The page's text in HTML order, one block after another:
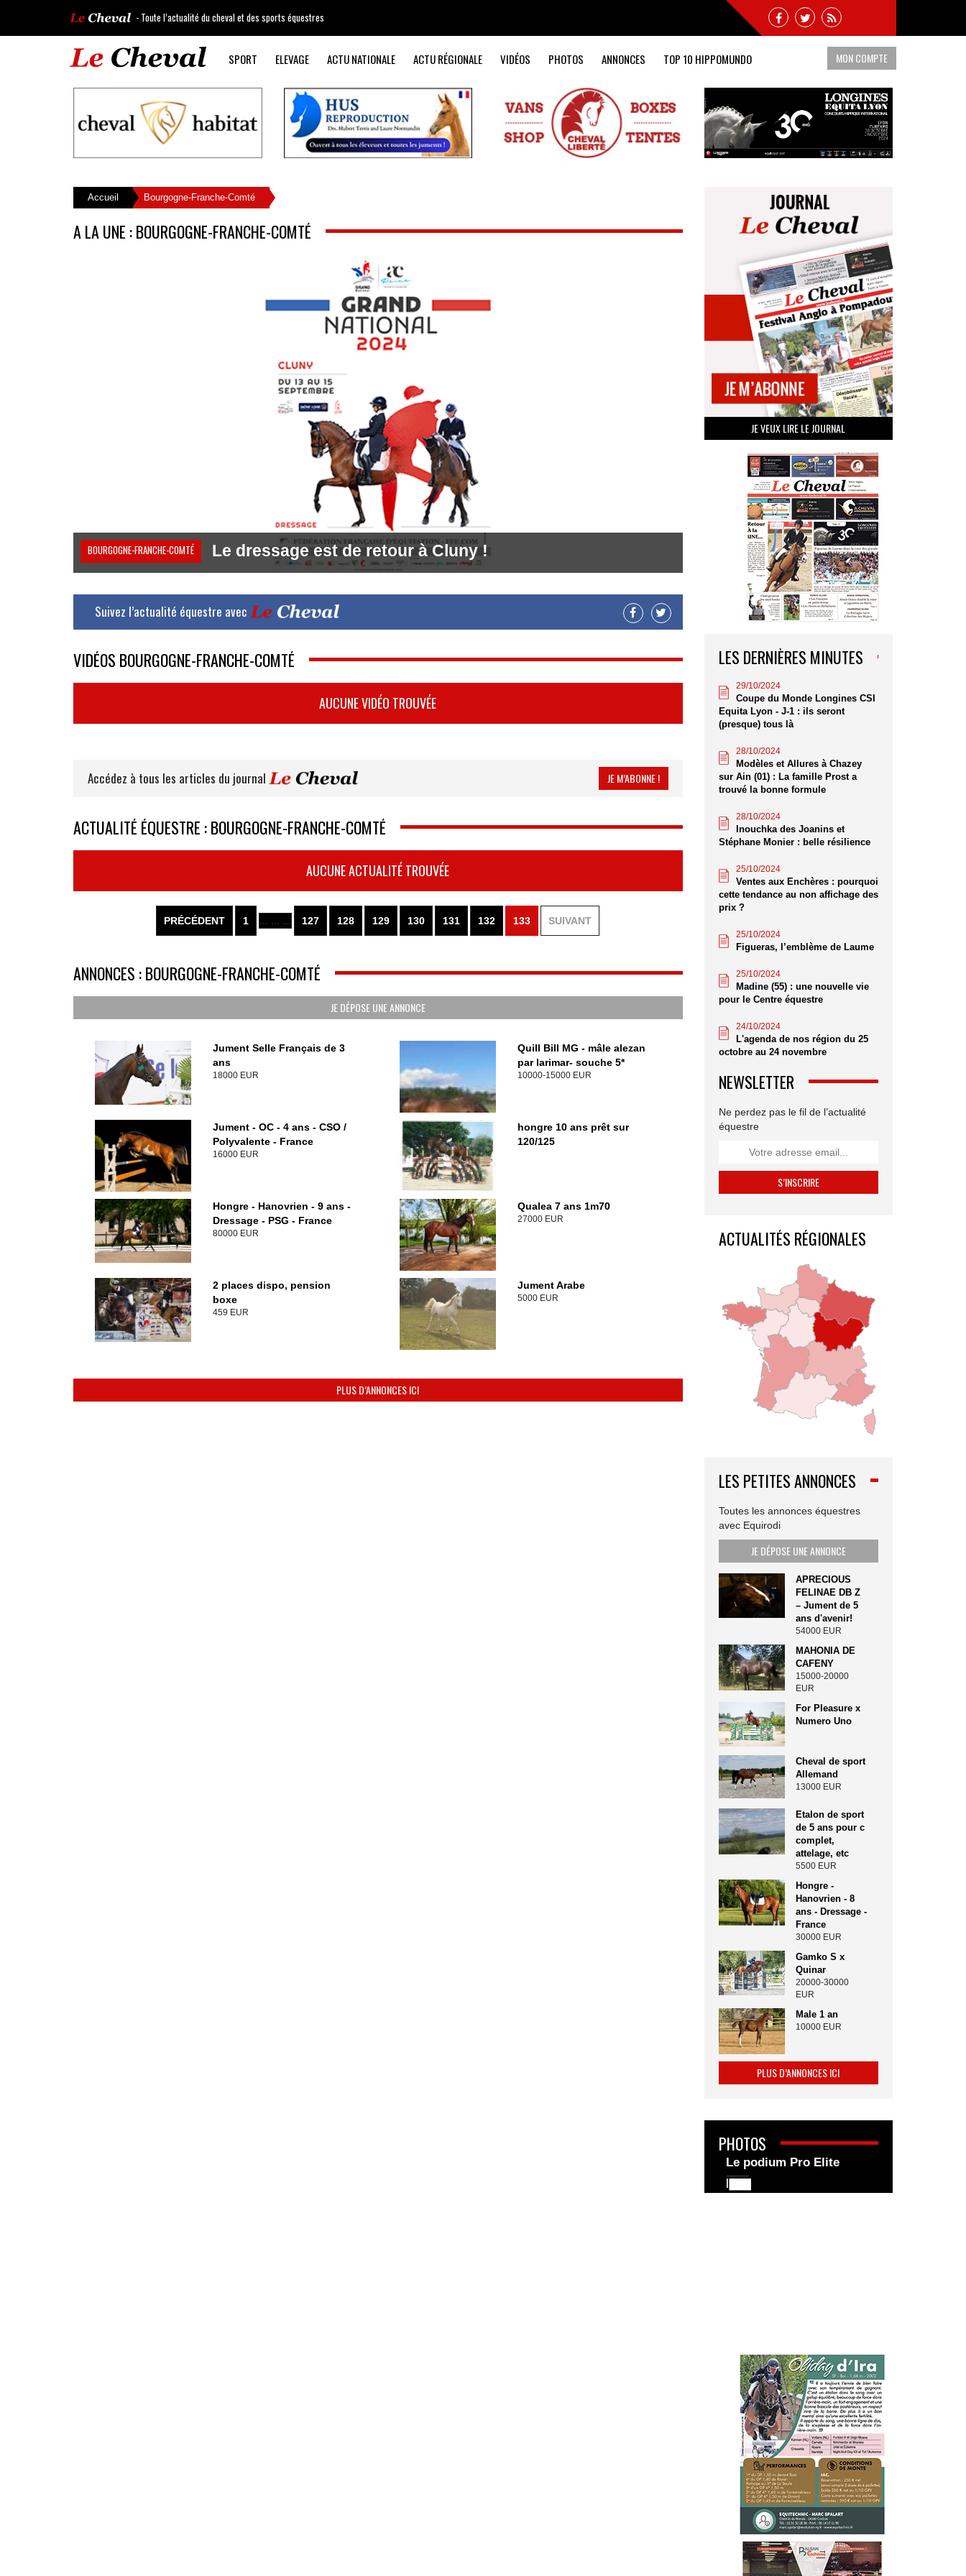
- Toute l’actualité du cheval et des sports équestres
SPORT ELEVAGE ACTU NATIONALE ACTU RÉGIONALE VIDÉOS PHOTOS ANNONCES TOP 10 HIPPOMUNDO MON COMPTE
Accueil Bourgogne-Franche-Comté
A LA UNE : BOURGOGNE-FRANCHE-COMTÉ
BOURGOGNE-FRANCHE-COMTÉ Le dressage est de retour à Cluny !
Suivez l’actualité équestre avec
VIDÉOS BOURGOGNE-FRANCHE-COMTÉ
AUCUNE VIDÉO TROUVÉE
Accédez à tous les articles du journal JE M’ABONNE !
ACTUALITÉ ÉQUESTRE : BOURGOGNE-FRANCHE-COMTÉ
AUCUNE ACTUALITÉ TROUVÉE
PRÉCÉDENT 1 ... ... ... 127 128 129 130 131 132 133 SUIVANT
ANNONCES : BOURGOGNE-FRANCHE-COMTÉ
JE DÉPOSE UNE ANNONCE
Jument Selle Français de 3
ans
18000 EUR
Quill Bill MG - mâle alezan
par larimar- souche 5*
10000-15000 EUR
Jument - OC - 4 ans - CSO /
Polyvalente - France
16000 EUR
hongre 10 ans prêt sur
120/125
Hongre - Hanovrien - 9 ans -
Dressage - PSG - France
80000 EUR
Qualea 7 ans 1m70
27000 EUR
2 places dispo, pension
boxe
459 EUR
Jument Arabe
5000 EUR
PLUS D’ANNONCES ICI
JE VEUX LIRE LE JOURNAL
LES DERNIÈRES MINUTES
29/10/2024
Coupe du Monde Longines CSI
Equita Lyon - J-1 : ils seront
(presque) tous là
28/10/2024
Modèles et Allures à Chazey
sur Ain (01) : La famille Prost a
trouvé la bonne formule
28/10/2024
Inouchka des Joanins et
Stéphane Monier : belle résilience
25/10/2024
Ventes aux Enchères : pourquoi
cette tendance au non affichage des
prix ?
25/10/2024
Figueras, l’emblème de Laume
25/10/2024
Madine (55) : une nouvelle vie
pour le Centre équestre
24/10/2024
L'agenda de nos région du 25
octobre au 24 novembre
NEWSLETTER
Ne perdez pas le fil de l’actualité
équestre
ACTUALITÉS RÉGIONALES
LES PETITES ANNONCES
Toutes les annonces équestres
avec Equirodi
JE DÉPOSE UNE ANNONCE
APRECIOUS
FELINAE DB Z
– Jument de 5
ans d'avenir!
54000 EUR
MAHONIA DE
CAFENY
15000-20000
EUR
For Pleasure x
Numero Uno
Cheval de sport
Allemand
13000 EUR
Etalon de sport
de 5 ans pour c
complet,
attelage, etc
5500 EUR
Hongre -
Hanovrien - 8
ans - Dressage -
France
30000 EUR
Gamko S x
Quinar
20000-30000
EUR
Male 1 an
10000 EUR
PLUS D’ANNONCES ICI
PHOTOS
Le podium Pro Elite